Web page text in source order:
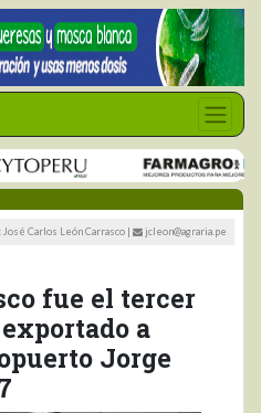
José Carlos León Carrasco | jcleon@agraria.pe
fue el tercer
a
Jorge